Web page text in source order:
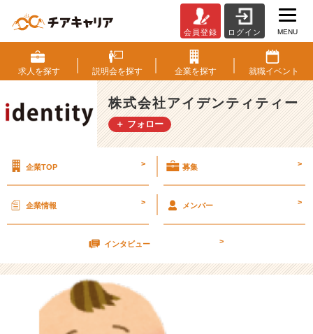
2
0%
【株
式
会
社
ン
テ
ィ
の
タ
イ
ラ
会員登録 ログイン MENU
求人を探す 説明会を探す 企業を探す 就職イベント
株式会社アイデンティティー
＋ フォロー
企業TOP > 募集 >
企業情報 > メンバー >
インタビュー >